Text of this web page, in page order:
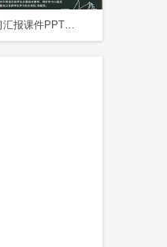
白色黑板教师外出学习汇报课件PPT教师外出培训学习汇报